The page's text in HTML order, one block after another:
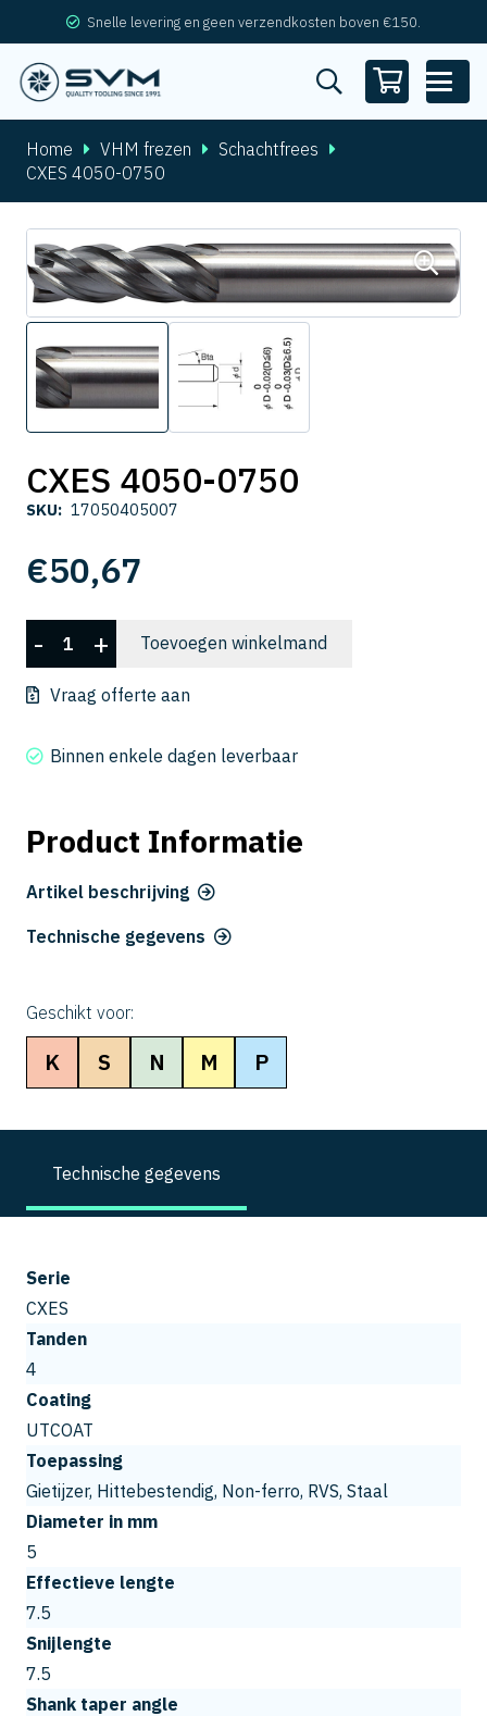
Snelle levering en geen verzendkosten boven €150.
Home VHM frezen
Schachtfrees
CXES 4050-0750
CXES 4050-0750
SKU: 17050405007
€50,67
CXES
4050-
0750
- + Toevoegen winkelmand
Vraag offerte aan
Binnen enkele dagen leverbaar
Product Informatie
Artikel beschrijving
Technische gegevens
Geschikt voor:
K S N M P
Technische gegevens
Serie
CXES
Tanden
4
Coating
UTCOAT
Toepassing
Gietijzer, Hittebestendig, Non-ferro, RVS, Staal
Diameter in mm
5
Effectieve lengte
7.5
Snijlengte
7.5
Shank taper angle